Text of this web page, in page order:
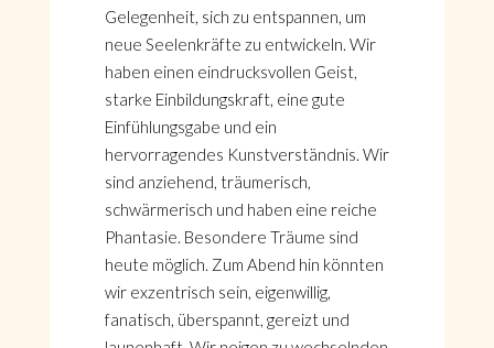
Gelegenheit, sich zu entspannen, um
neue Seelenkräfte zu entwickeln. Wir
haben einen eindrucksvollen Geist,
starke Einbildungskraft, eine gute
Einfühlungsgabe und ein
hervorragendes Kunstverständnis. Wir
sind anziehend, träumerisch,
schwärmerisch und haben eine reiche
Phantasie. Besondere Träume sind
heute möglich. Zum Abend hin könnten
wir exzentrisch sein, eigenwillig,
fanatisch, überspannt, gereizt und